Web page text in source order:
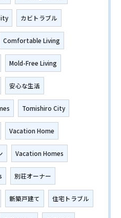
カビトラブル
Comfortable Living
Mold-Free Living
安心な生活
Tomishiro City
Vacation Home
Vacation Homes
別荘オーナー
新築戸建て 住宅トラブル